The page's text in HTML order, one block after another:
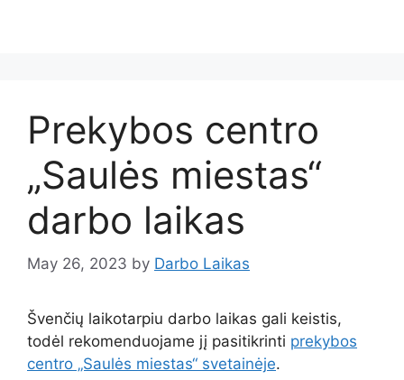
Prekybos centro
„Saulės miestas“
darbo laikas
May 26, 2023 by Darbo Laikas
Švenčių laikotarpiu darbo laikas gali keistis,
todėl rekomenduojame jį pasitikrinti prekybos
centro „Saulės miestas“ svetainėje.